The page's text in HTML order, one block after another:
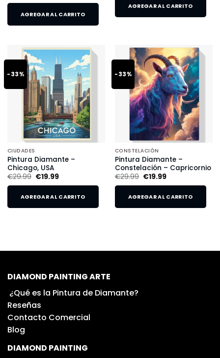
AGREGAR AL CARRITO
AGREGAR AL CARRITO
-33%
CIUDADES
Pintura Diamante –
Chicago, USA
€29.99 €19.99
AGREGAR AL CARRITO
-33%
CONSTELACIÓN
Pintura Diamante –
Constelación – Capricornio
€29.99 €19.99
AGREGAR AL CARRITO
DIAMOND PAINTING ARTE
¿Qué es la Pintura de Diamante?
Reseñas
Contacto Comercial
Blog
DIAMOND PAINTING